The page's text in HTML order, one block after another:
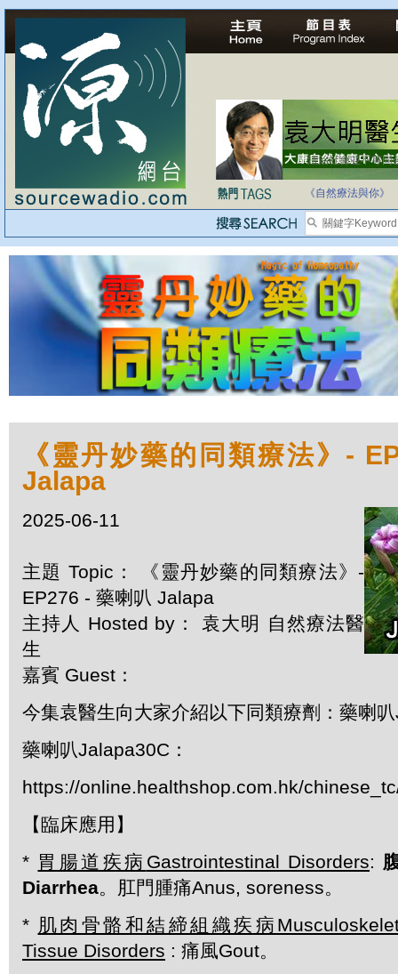
法治社會並不等同
自家教育合法化-
《自然療法與你》
《靈丹妙藥的同類療法》-
Jalapa
2025-06-11
主題 Topic： 《靈丹妙藥的同類療法》-
EP276 - 藥喇叭 Jalapa
主持人 Hosted by： 袁大明 自然療法醫
生
嘉賓 Guest：
今集袁醫生向大家介紹以下同類療劑：藥喇
藥喇叭Jalapa30C：
https://online.healthshop.com.hk/
【臨床應用】
* 胃腸道疾病 Gastrointestinal Disorders:
Diarrhea。肛門腫痛Anus, soreness。
* 肌肉骨骼和結締組織疾病
Tissue Disorders : 痛風Gout。